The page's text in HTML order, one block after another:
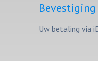
Uw be­ta­ling via